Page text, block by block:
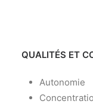
QUALITÉS ET
Autonomie